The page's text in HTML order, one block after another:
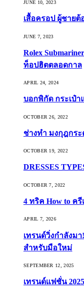
JUNE 10, 2023
เสื้อครอป ผู้ชายต้
JUNE 7, 2023
Rolex
ท็อปฮิตตลอดกาล
APRIL 24, 2024
บอกพิกัด กระเป๋า
OCTOBER 26, 2022
ช่างทำ มงกุฎกร
OCTOBER 19, 2022
DRESSES
OCTOBER 7, 2022
4 ทริค How to ครี
APRIL 7, 2026
เทรนด์วิ่งกำลังม
สำหรับมือใหม่
SEPTEMBER 12, 2025
เทรนด์แฟชั่น